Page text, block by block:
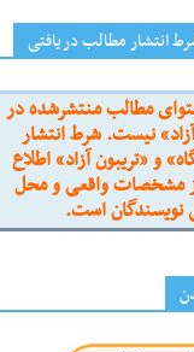
انتشار مطالب دریافتی
مطالب منتشرشده در
نیست. شرط انتشار
و «تریبون آزاد» اطلاع
مشخصات واقعی و محل
نویسندگان است.